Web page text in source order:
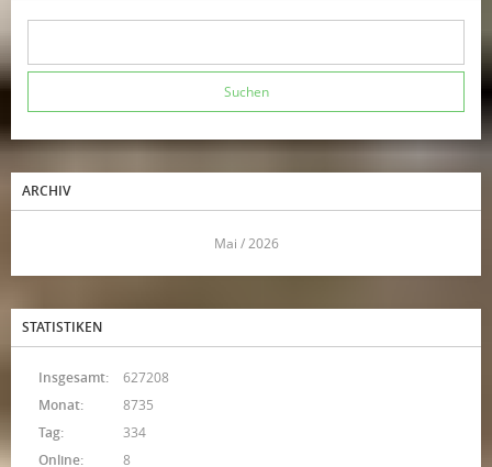
ARCHIV
Mai / 2026
STATISTIKEN
Online: 8
Insgesamt:
627208
Monat:
8735
Tag:
334